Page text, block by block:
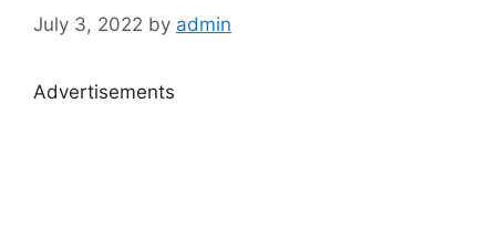
July 3, 2022 by admin
Advertisements